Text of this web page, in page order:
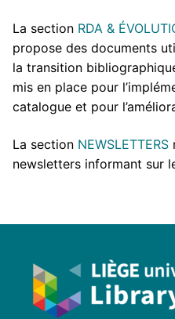
La section RDA &
propose des documents
la transition
mis en place pour
catalogue et pour
La section NEWSLETTERS
newsletters informant sur